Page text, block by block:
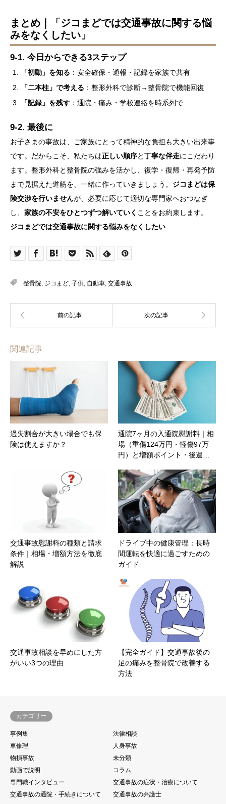
まとめ｜「ジコまどでは交通事故に関する悩
みをなくしたい」
9-1. 今日からできる3ステップ
「初動」を知る ：安全確保・通報・記録を家族で共有
「二本柱」で考える ：整形外科で診断→整骨院で機能回復
「記録」を残す ：通院・痛み・学校連絡を時系列で
9-2. 最後に
お子さまの事故は、ご家族にとって精神的な負担も大きい出来事
です。だからこそ、私たちは正しい順序と丁寧な伴走にこだわり
ます。整形外科と整骨院の強みを活かし、復学・復帰・再発予防
まで見据えた道筋を、一緒に作っていきましょう。 ジコまどは保
険交渉を行いませんが、必要に応じて適切な専門家へおつなぎ
し、 家族の不安をひとつずつ解いていく ことをお約束します。
ジコまどでは交通事故に関する悩みをなくしたい
整骨院 ジコまど 子供 自動車 交通事故
関連記事
過失割合が大きい場合でも保
険は使えますか？
通院7ヶ月の入通院慰謝料｜相
場（重傷124万円・軽傷97万
円）と増額ポイント・後遺…
交通事故慰謝料の種類と請求
条件｜相場・増額方法を徹底
解説
ドライブ中の健康管理：長時
間運転を快適に過ごすための
ガイド
交通事故相談を早めにした方
がいい3つの理由
【完全ガイド】交通事故後の
足の痛みを整骨院で改善する
方法
カテゴリー
事例集
法律相談
車修理
人身事故
物損事故
未分類
動画で説明
コラム
専門職インタビュー
交通事故の症状・治療について
交通事故の通院・手続きについて
交通事故の弁護士